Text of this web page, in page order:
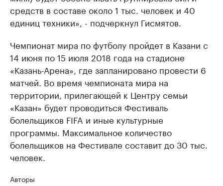
средств в составе около 1 тыс. человек и 40
единиц техники», - подчеркнул Гисмятов.
Чемпионат мира по футболу пройдет в Казани с
14 июня по 15 июля 2018 года на стадионе
«Казань-Арена», где запланировано провести 6
матчей. Во время чемпионата мира на
территории, прилегающей к Центру семьи
«Казан» будет проводиться Фестиваль
болельщиков FIFA и иные культурные
программы. Максимальное количество
болельщиков на Фестивале составит до 30 тыс.
человек.
Авторы